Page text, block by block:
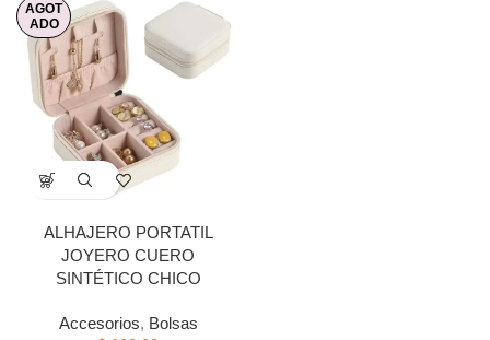
AGOT
ADO
ALHAJERO PORTATIL
JOYERO CUERO
SINTÉTICO CHICO
Accesorios, Bolsas